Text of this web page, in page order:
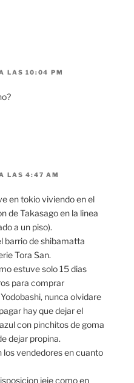
LAS 10:04 PM
LAS 4:47 AM
en tokio viviendo en el
de Takasago en la linea
a un piso).
barrio de shibamatta
Tora San.
estuve solo 15 dias
para comprar
nunca olvidare
hay que dejar el
con pinchitos de goma
dejar propina.
los vendedores en cuanto
jeje como en